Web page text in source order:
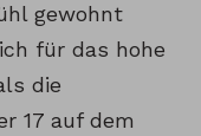
gewohnt
für das hohe
die
17 auf dem